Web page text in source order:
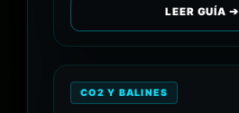
LEER GUÍA ➔
CO2 Y BALINES